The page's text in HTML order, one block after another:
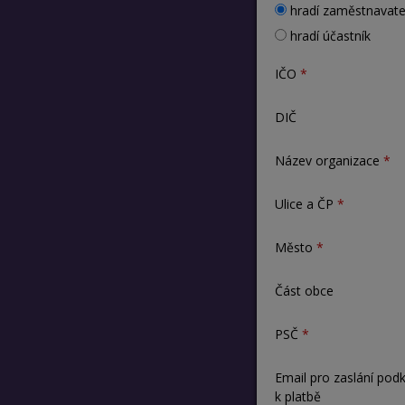
hradí
hradí účastník
IČO
DIČ
Název organizace
Ulice a ČP
Město
Část obce
PSČ
Email pro zaslání
k platbě